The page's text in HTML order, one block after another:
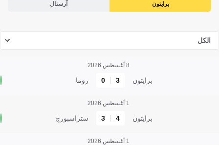
برايتون آرسنال
الكل
8 أغسطس 2026
برايتون 3
0 روما
1 أغسطس 2026
برايتون 4
3 ستراسبورج
1 أغسطس 2026